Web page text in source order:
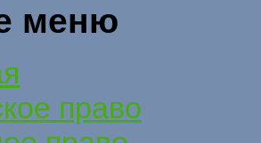
меню
право